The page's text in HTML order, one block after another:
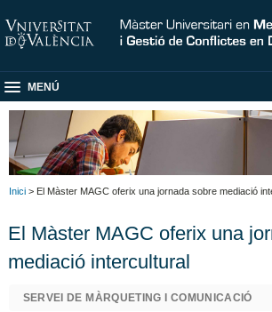
MENÚ
Inici > El Màster MAGC oferix una jornada sobre mediació
El Màster MAGC oferix una
mediació intercultural
SERVEI DE MÀRQUETING I COMUNICACIÓ